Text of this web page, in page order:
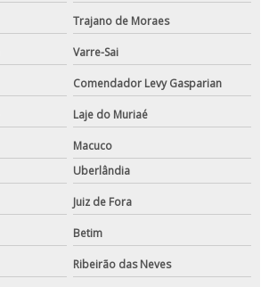
Trajano de Moraes
Varre-Sai
Comendador Levy Gasparian
Laje do Muriaé
Macuco
Uberlândia
Juiz de Fora
Betim
Ribeirão das Neves